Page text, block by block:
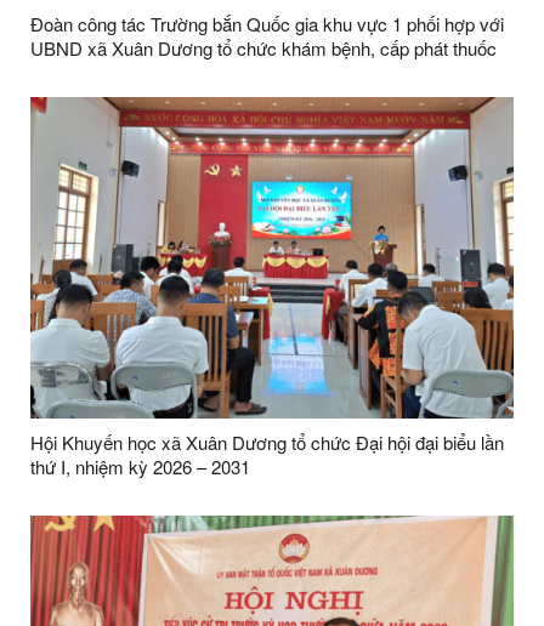
Đoàn công tác Trường bắn Quốc gia khu vực 1 phối hợp với
UBND xã Xuân Dương tổ chức khám bệnh, cấp phát thuốc
địa bàn xã Xuân Dương
Hội Khuyến học xã Xuân Dương tổ chức Đại hội đại biểu lần
thứ I, nhiệm kỳ 2026 – 2031